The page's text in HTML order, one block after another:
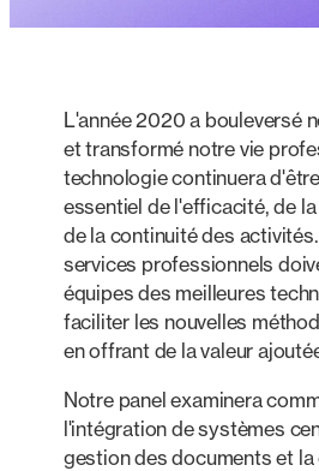
L'année 2020 a bouleversé
et transformé notre vie
technologie continuera
essentiel de l'efficacité, de
de la continuité des
services professionnels
équipes des meilleures
faciliter les nouvelles
en offrant de la valeur
Notre panel examinera
l'intégration de systèmes
gestion des documents et la